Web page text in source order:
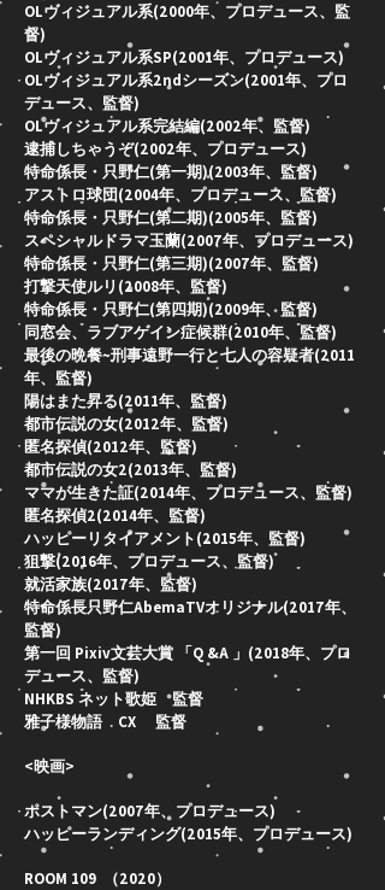
OLヴィジュアル系(2000年、プロデュース、監
督)
OLヴィジュアル系SP(2001年、プロデュース)
OLヴィジュアル系2ndシーズン(2001年、プロ
デュース、監督)
OLヴィジュアル系完結編(2002年、監督)
逮捕しちゃうぞ(2002年、プロデュース)
特命係長・只野仁(第一期)(2003年、監督)
アストロ球団(2004年、プロデュース、監督)
特命係長・只野仁(第二期)(2005年、監督)
スペシャルドラマ玉蘭(2007年、プロデュース)
特命係長・只野仁(第三期)(2007年、監督)
打撃天使ルリ(2008年、監督)
特命係長・只野仁(第四期)(2009年、監督)
同窓会、ラブアゲイン症候群(2010年、監督)
最後の晩餐~刑事遠野一行と七人の容疑者(2011
年、監督)
陽はまた昇る(2011年、監督)
都市伝説の女(2012年、監督)
匿名探偵(2012年、監督)
都市伝説の女2(2013年、監督)
ママが生きた証(2014年、プロデュース、監督)
匿名探偵2(2014年、監督)
ハッピーリタイアメント(2015年、監督)
狙撃(2016年、プロデュース、監督)
就活家族(2017年、監督)
特命係長只野仁AbemaTVオリジナル(2017年、
監督)
第一回 Pixiv文芸大賞 「Q &A 」(2018年、プロ
デュース、監督)
NHKBS ネット歌姫 監督
雅子様物語 CX 監督
<映画>
ポストマン(2007年、プロデュース)
ハッピーランディング(2015年、プロデュース)
ROOM 109 （2020）